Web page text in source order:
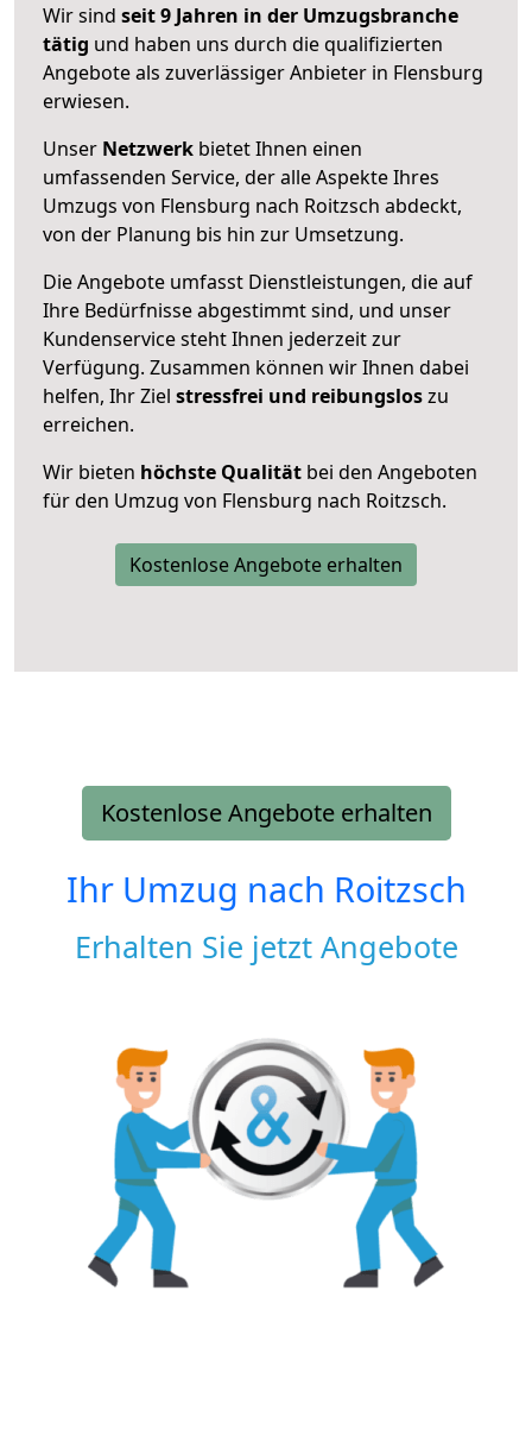
Wir sind seit 9 Jahren in der Umzugsbranche
tätig und haben uns durch die qualifizierten
Angebote als zuverlässiger Anbieter in Flensburg
erwiesen.
Unser Netzwerk bietet Ihnen einen
umfassenden Service, der alle Aspekte Ihres
Umzugs von Flensburg nach Roitzsch abdeckt,
von der Planung bis hin zur Umsetzung.
Die Angebote umfasst Dienstleistungen, die auf
Ihre Bedürfnisse abgestimmt sind, und unser
Kundenservice steht Ihnen jederzeit zur
Verfügung. Zusammen können wir Ihnen dabei
helfen, Ihr Ziel stressfrei und reibungsloszu
erreichen.
Wir bieten höchste Qualität bei den Angeboten
für den Umzug von Flensburg nach Roitzsch.
Kostenlose Angebote erhalten
Kostenlose Angebote erhalten
Ihr Umzug nach Roitzsch
Erhalten Sie jetzt Angebote